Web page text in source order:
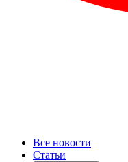
Все новости
Статьи